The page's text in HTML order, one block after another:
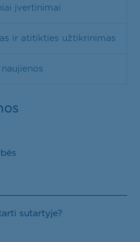
įvertinimai
ir atitikties užtikrinimas
sutartyje?